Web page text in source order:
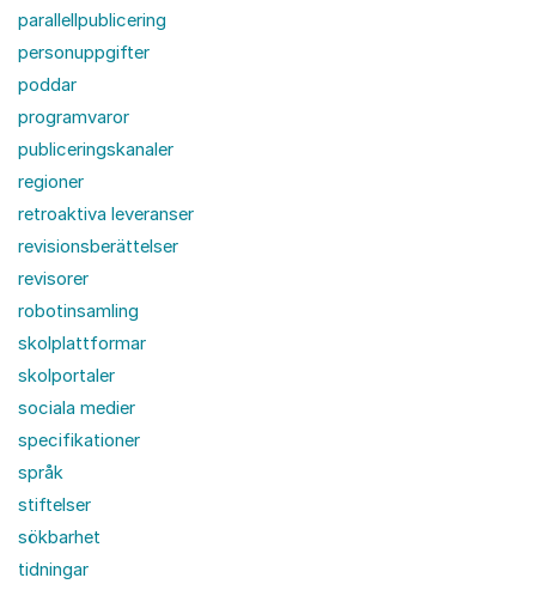
parallellpublicering
personuppgifter
poddar
programvaror
publiceringskanaler
regioner
retroaktiva leveranser
revisionsberättelser
revisorer
robotinsamling
skolplattformar
skolportaler
sociala medier
specifikationer
språk
stiftelser
sökbarhet
tidningar